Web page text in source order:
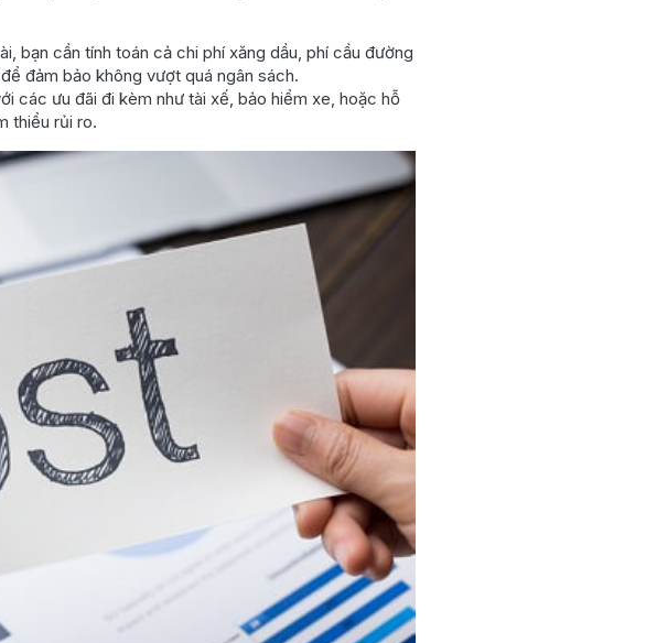
bạn cần tính toán cả chi phí xăng dầu, phí cầu đường
đảm bảo không vượt quá ngân sách.
các ưu đãi đi kèm như tài xế, bảo hiểm xe, hoặc hỗ
thiểu rủi ro.